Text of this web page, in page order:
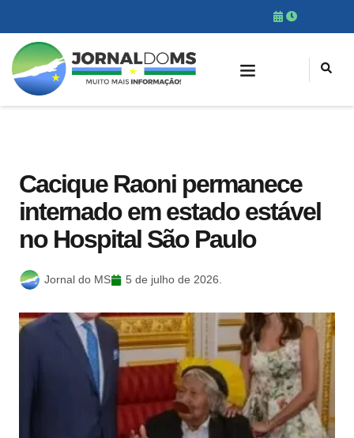
Cacique Raoni permanece
internado em estado estável
no Hospital São Paulo
Jornal do MS 5 de julho de 2026.